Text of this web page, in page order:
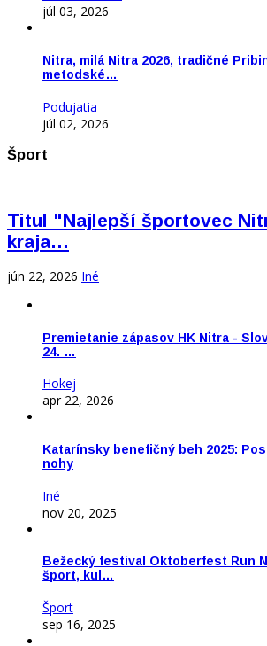
júl 03, 2026
Nitra, milá Nitra 2026, tradičné
metodské…
Podujatia
júl 02, 2026
Šport
Titul "Najlepší športovec
kraja…
jún 22, 2026 Iné
Premietanie zápasov HK Nitra -
24. …
Hokej
apr 22, 2026
Katarínsky benefičný beh 2025:
nohy
Iné
nov 20, 2025
Bežecký festival Oktoberfest Run
šport, kul…
Šport
sep 16, 2025